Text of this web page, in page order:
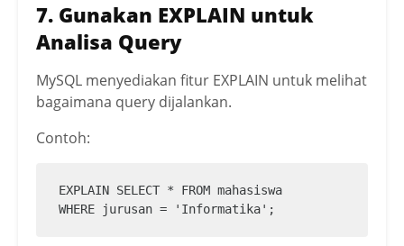
7. Gunakan EXPLAIN untuk
Analisa Query
MySQL menyediakan fitur EXPLAIN untuk melihat
bagaimana query dijalankan.
Contoh:
EXPLAIN SELECT * FROM mahasiswa
WHERE jurusan = 'Informatika';